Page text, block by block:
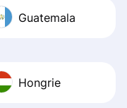
Guatemala
Hongrie